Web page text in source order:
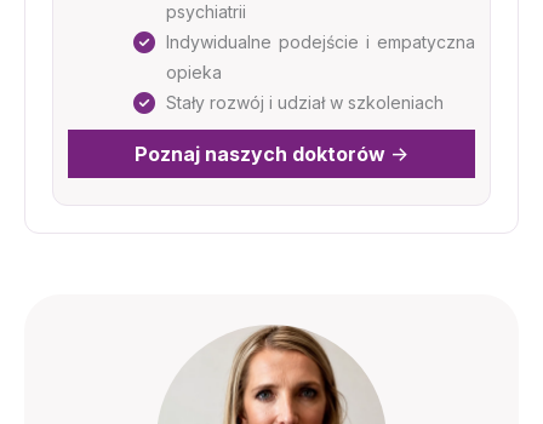
psychiatrii
Indywidualne podejście i empatyczna
opieka
Stały rozwój i udział w szkoleniach
Poznaj naszych doktorów ->